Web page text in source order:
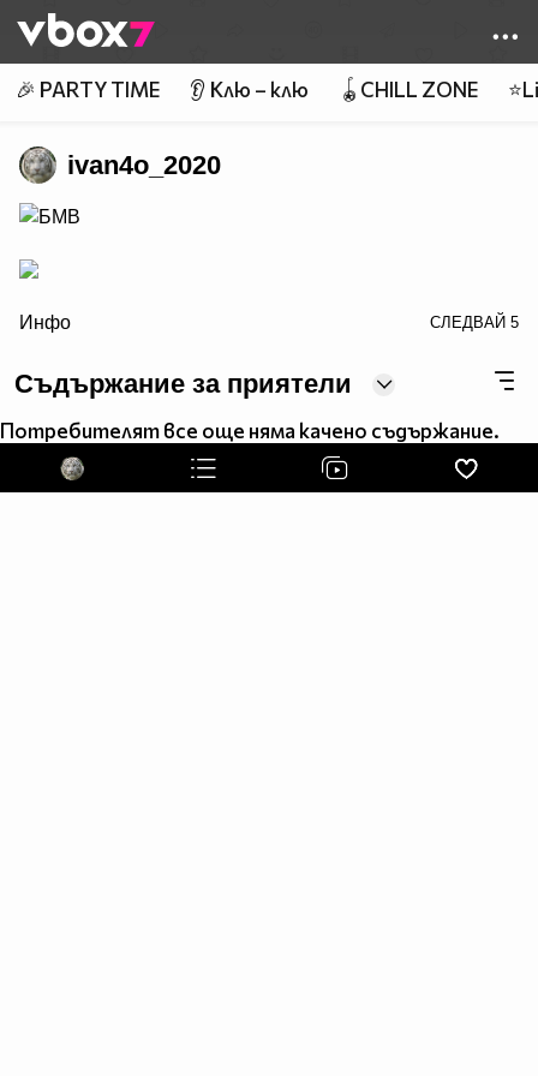
👾
🎉 PARTY TIME 👂 Клю – клю 🪀CHILL ZONE
ivan4o_2020
Counters">
Инфо СЛЕДВАЙ 5
Съдържание за приятели
Потребителят все още няма качено съдържание.